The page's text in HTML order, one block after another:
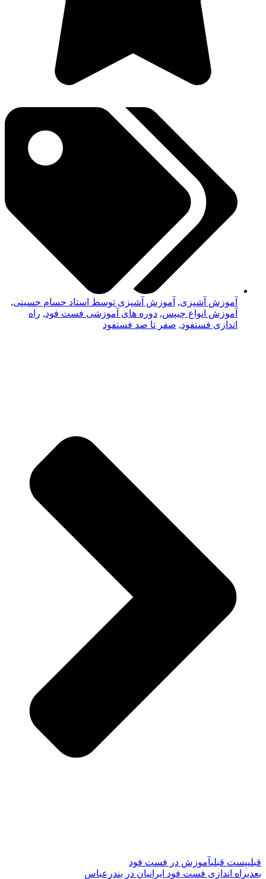
آموزش آشپزی, آموزش آشپزی توسط استاد حسام حسینی,
آموزش انواع چیپس, دوره های آموزشی فست فود, راه
اندازی فستفود, صفر تا صد فستفود
قبلیپست قبلیآموزش در فست فود
بعدیراه اندازی فست فود ایرانیان در بندرعباس